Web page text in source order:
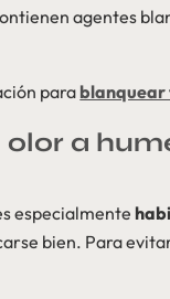
agentes
para blanquear
a
especialmente
bien. Para